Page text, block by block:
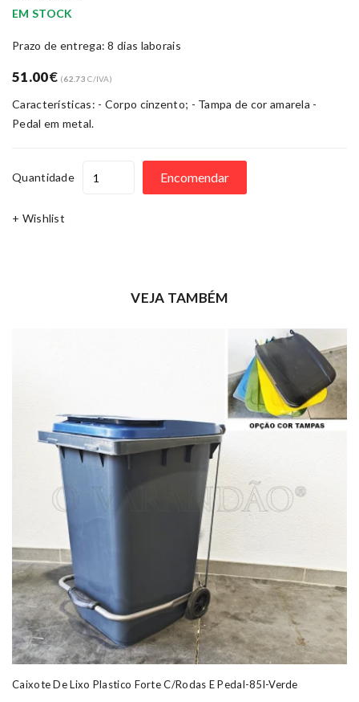
EM STOCK
Prazo de entrega: 8 dias laborais
51.00€ (62.73 C/IVA)
Características: - Corpo cinzento; - Tampa de cor amarela -
Pedal em metal.
Quantidade Encomendar
+ Wishlist
VEJA TAMBÉM
Caixote De Lixo Plastico Forte C/rodas E Pedal-85l-Verde